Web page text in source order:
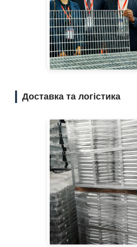
Доставка та логістика